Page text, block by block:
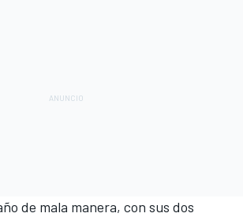
de mala manera, con sus dos